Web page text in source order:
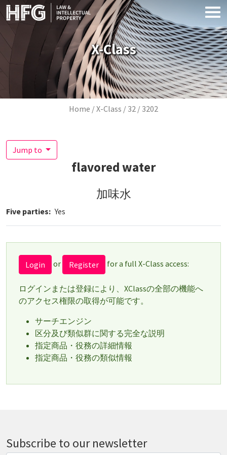
Skip to main content
X-Class
Breadcrumb
Home X-Class 32 3202
Jump to
flavored water
加味水
Five parties Yes
Login or Register for a full X-Class access:
ログインまたは登録により、XClassの全部の機能へ
のアクセス権限の取得が可能です。
サーチエンジン
区分及び類似群に関する完全な説明
指定商品・役務の詳細情報
指定商品・役務の類似情報
Subscribe to our newsletter